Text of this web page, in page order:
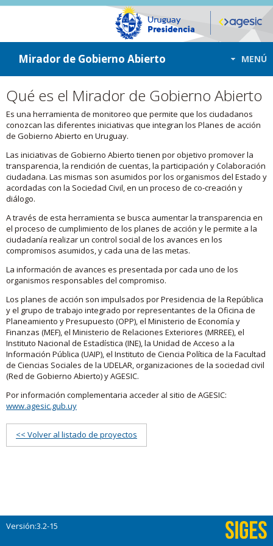
ir a contenido
ir al menú
Mirador de Gobierno Abierto MENÚ
Qué es el Mirador de Gobierno Abierto
Es una herramienta de monitoreo que permite que los ciudadanos
conozcan las diferentes iniciativas que integran los Planes de acción
de Gobierno Abierto en Uruguay.
Las iniciativas de Gobierno Abierto tienen por objetivo promover la
transparencia, la rendición de cuentas, la participación y Colaboración
ciudadana. Las mismas son asumidos por los organismos del Estado y
acordadas con la Sociedad Civil, en un proceso de co-creación y
diálogo.
A través de esta herramienta se busca aumentar la transparencia en
el proceso de cumplimiento de los planes de acción y le permite a la
ciudadanía realizar un control social de los avances en los
compromisos asumidos, y cada una de las metas.
La información de avances es presentada por cada uno de los
organismos responsables del compromiso.
Los planes de acción son impulsados por Presidencia de la República
y el grupo de trabajo integrado por representantes de la Oficina de
Planeamiento y Presupuesto (OPP), el Ministerio de Economía y
Finanzas (MEF), el Ministerio de Relaciones Exteriores (MRREE), el
Instituto Nacional de Estadística (INE), la Unidad de Acceso a la
Información Pública (UAIP), el Instituto de Ciencia Política de la Facultad
de Ciencias Sociales de la UDELAR, organizaciones de la sociedad civil
(Red de Gobierno Abierto) y AGESIC.
Por información complementaria acceder al sitio de AGESIC:
www.agesic.gub.uy
<< Volver al listado de proyectos
Versión:3.2-15